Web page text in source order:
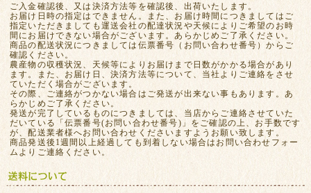
ご入金確認後、又は決済方法等を確認後、出荷いたします。
お届け日時の指定はできません。また、お届け時間につきましてはご
指定いただきましても運送会社の配達状況や天候によりご希望のお時
間にお届けできない場合がございます。あらかじめご了承ください。
商品の配送状況につきましては伝票番号（お問い合わせ番号）からご
確認ください。
農産物の収穫状況、天候等によりお届けまで日数がかかる場合があり
ます。また、お届け日、決済方法等について、当社よりご連絡をさせ
ていただく場合がございます。
その際、ご連絡がつかない場合はご発送が出来ない事もあります。あ
らかじめご了承ください。
発送が完了しているものにつきましては、当店からご連絡させていた
だいている「伝票番号(お問い合わせ番号)」をご確認の上、お手数です
が、配送業者様へお問い合わせくださいますようお願い致します。
商品発送後1週間以上経過しても到着しない場合はお問い合わせフォー
ムよりご連絡ください。